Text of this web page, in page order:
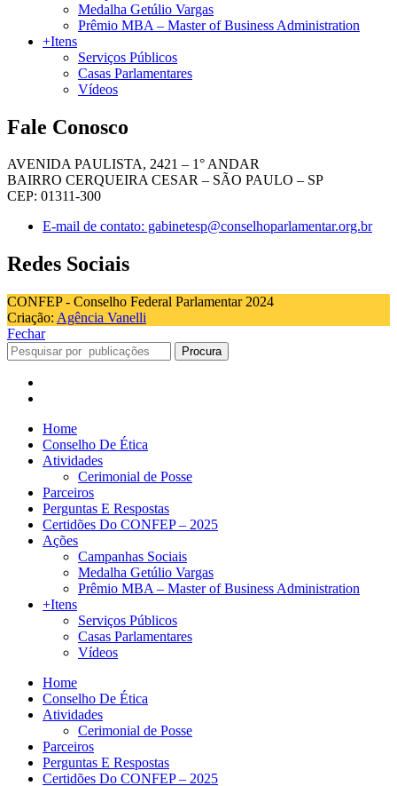
Medalha Getúlio Vargas
Prêmio MBA – Master of Business Administration
+Itens
Serviços Públicos
Casas Parlamentares
Vídeos
Fale Conosco
AVENIDA PAULISTA, 2421 – 1° ANDAR
BAIRRO CERQUEIRA CESAR – SÃO PAULO – SP
CEP: 01311-300
E-mail de contato: gabinetesp@conselhoparlamentar.org.br
Redes Sociais
CONFEP - Conselho Federal Parlamentar 2024
Criação: Agência Vanelli
Fechar
Procura
Home
Conselho De Ética
Atividades
Cerimonial de Posse
Parceiros
Perguntas E Respostas
Certidões Do CONFEP – 2025
Ações
Campanhas Sociais
Medalha Getúlio Vargas
Prêmio MBA – Master of Business Administration
+Itens
Serviços Públicos
Casas Parlamentares
Vídeos
Home
Conselho De Ética
Atividades
Cerimonial de Posse
Parceiros
Perguntas E Respostas
Certidões Do CONFEP – 2025